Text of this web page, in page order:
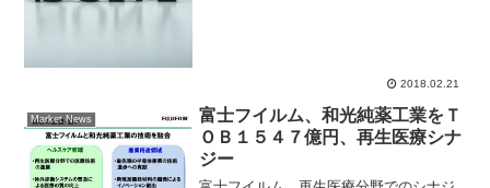
2018.02.21
Market News
富士フイルム、和光純薬工業をＴ
ＯＢ１５４７億円、再生医療シナ
ジー